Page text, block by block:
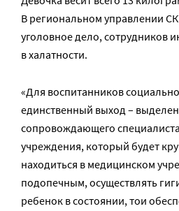
В региональном управлении
уголовное дело, сотрудников
в халатности.
«Для воспитанников
единственный выход –
сопровождающего специалиста
учреждения, который будет
находиться в медицинском
подопечным, осуществлять
ребенок в состоянии, тои